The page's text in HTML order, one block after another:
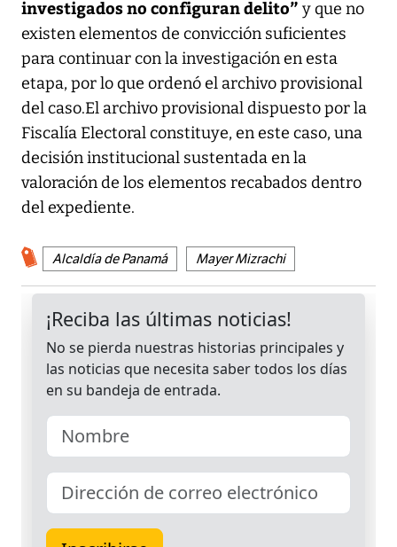
investigados no configuran delito” y que no
existen elementos de convicción suficientes
para continuar con la investigación en esta
etapa, por lo que ordenó el archivo provisional
del caso.El archivo provisional dispuesto por la
Fiscalía Electoral constituye, en este caso, una
decisión institucional sustentada en la
valoración de los elementos recabados dentro
del expediente.
Alcaldía de Panamá Mayer Mizrachi